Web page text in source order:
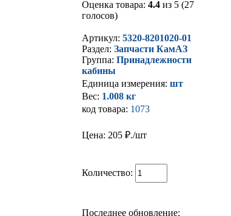
Оценка товара: 4.4 из 5 (27
голосов)
Артикул: 5320-8201020-01
Раздел: Запчасти КамАЗ
Группа: Принадлежности
кабины
Единица измерения: шт
Вес: 1.008 кг
код товара: 1073
Цена: 205 ₽./шт
Количество:
Последнее обновление: